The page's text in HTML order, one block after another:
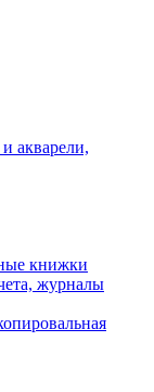
акварели,
книжки
журналы